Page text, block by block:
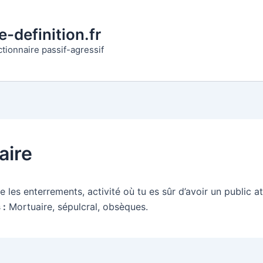
definition.fr
passif-agressif
les enterrements, activité où tu es sûr d’avoir un public
: Mortuaire, sépulcral, obsèques.